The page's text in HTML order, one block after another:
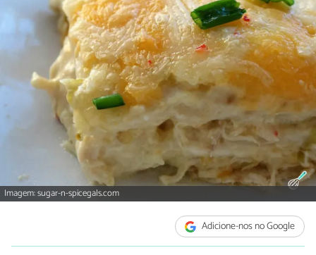
Imagem: sugar-n-spicegals.com
Adicione-nos no Google